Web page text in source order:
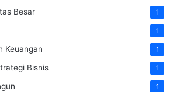
Besar 1
1
Keuangan 1
Bisnis 1
1